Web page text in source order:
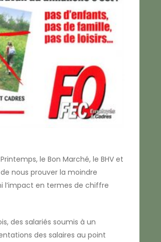
le Bon Marché, le BHV et
nous prouver la moindre
l’impact en termes de chiffre
des salariés soumis à un
des salaires au point